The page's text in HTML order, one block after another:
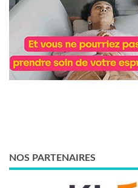
NOS PARTENAIRES